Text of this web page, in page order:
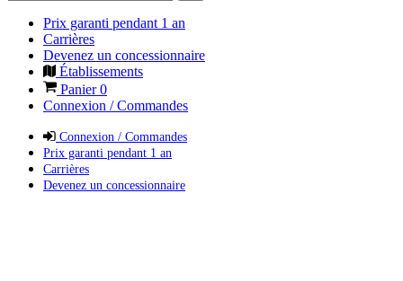
Prix garanti pendant 1 an
Carrières
Devenez un concessionnaire
Établissements
Panier0
Connexion / Commandes
Connexion / Commandes
Prix garanti pendant 1 an
Carrières
Devenez un concessionnaire